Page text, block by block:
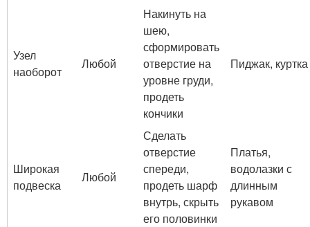
Узел
наоборот
Любой
Накинуть на
шею,
сформировать
отверстие на
уровне груди,
продеть
кончики
Пиджак, куртка
Широкая
подвеска
Любой
Сделать
отверстие
спереди,
продеть шарф
внутрь, скрыть
его половинки
Платья,
водолазки с
длинным
рукавом